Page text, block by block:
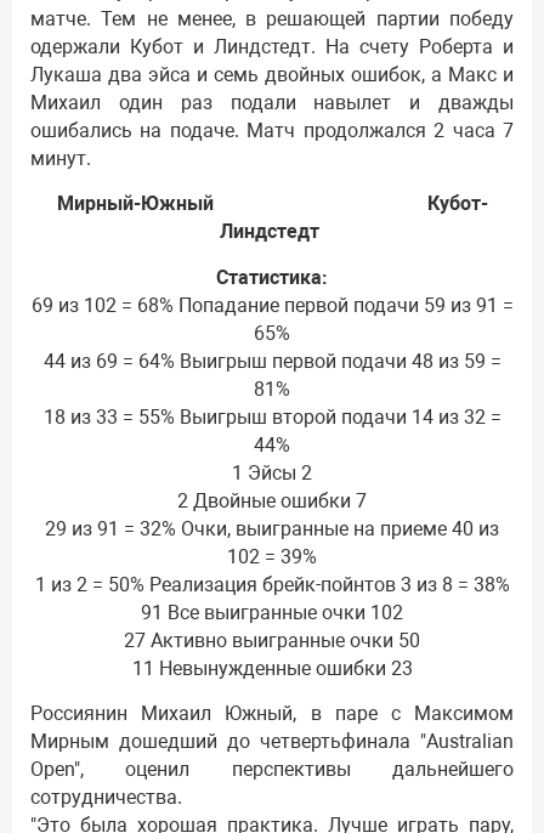
матче. Тем не менее, в решающей партии победу
одержали Кубот и Линдстедт. На счету Роберта и
Лукаша два эйса и семь двойных ошибок, а Макс и
Михаил один раз подали навылет и дважды
ошибались на подаче. Матч продолжался 2 часа 7
минут.
Мирный-Южный Кубот-
Линдстедт
Статистика:
69 из 102 = 68% Попадание первой подачи 59 из 91 =
65%
44 из 69 = 64% Выигрыш первой подачи 48 из 59 =
81%
18 из 33 = 55% Выигрыш второй подачи 14 из 32 =
44%
1 Эйсы 2
2 Двойные ошибки 7
29 из 91 = 32% Очки, выигранные на приеме 40 из
102 = 39%
1 из 2 = 50% Реализация брейк-пойнтов 3 из 8 = 38%
91 Все выигранные очки 102
27 Активно выигранные очки 50
11 Невынужденные ошибки 23
Россиянин Михаил Южный, в паре с Максимом
Мирным дошедший до четвертьфинала "Australian
Open", оценил перспективы дальнейшего
сотрудничества.
"Это была хорошая практика. Лучше играть пару,